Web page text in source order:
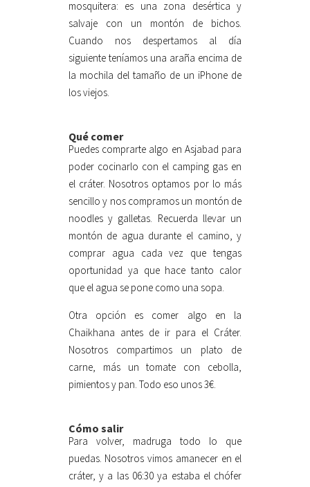
mosquitera: es una zona desértica y
salvaje con un montón de bichos.
Cuando nos despertamos al día
siguiente teníamos una araña encima de
la mochila del tamaño de un iPhone de
los viejos.
Qué comer
Puedes comprarte algo en Asjabad para
poder cocinarlo con el camping gas en
el cráter. Nosotros optamos por lo más
sencillo y nos compramos un montón de
noodles y galletas. Recuerda llevar un
montón de agua durante el camino, y
comprar agua cada vez que tengas
oportunidad ya que hace tanto calor
que el agua se pone como una sopa.
Otra opción es comer algo en la
Chaikhana antes de ir para el Cráter.
Nosotros compartimos un plato de
carne, más un tomate con cebolla,
pimientos y pan. Todo eso unos 3€.
Cómo salir
Para volver, madruga todo lo que
puedas. Nosotros vimos amanecer en el
cráter, y a las 06:30 ya estaba el chófer